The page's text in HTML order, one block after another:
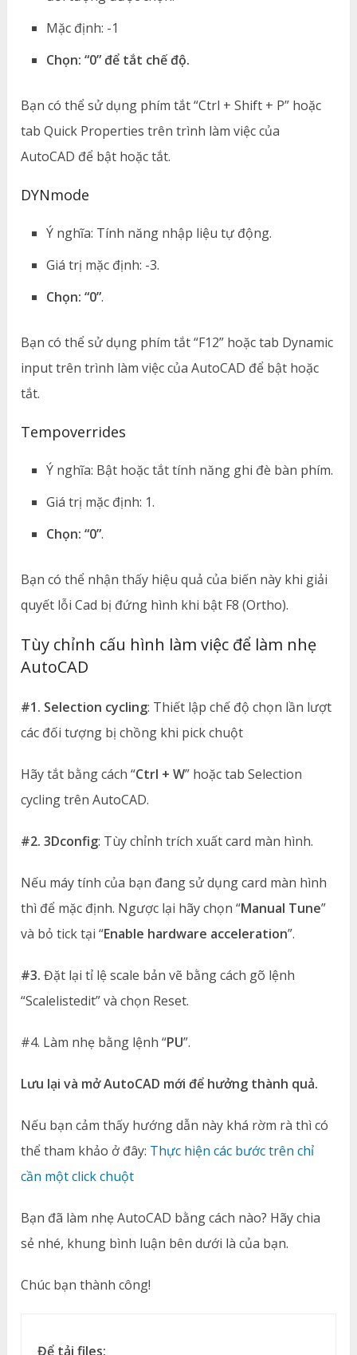
Mặc định: -1
Chọn: “0” để tắt chế độ.
Bạn có thể sử dụng phím tắt “Ctrl + Shift + P” hoặc
tab Quick Properties trên trình làm việc của
AutoCAD để bật hoặc tắt.
DYNmode
Ý nghĩa: Tính năng nhập liệu tự động.
Giá trị mặc định: -3.
Chọn: “0”.
Bạn có thể sử dụng phím tắt “F12” hoặc tab Dynamic
input trên trình làm việc của AutoCAD để bật hoặc
tắt.
Tempoverrides
Ý nghĩa: Bật hoặc tắt tính năng ghi đè bàn phím.
Giá trị mặc định: 1.
Chọn: “0”.
Bạn có thể nhận thấy hiệu quả của biến này khi giải
quyết lỗi Cad bị đứng hình khi bật F8 (Ortho).
Tùy chỉnh cấu hình làm việc để làm nhẹ
AutoCAD
#1. Selection cycling: Thiết lập chế độ chọn lần lượt
các đối tượng bị chồng khi pick chuột
Hãy tắt bằng cách “Ctrl + W” hoặc tab Selection
cycling trên AutoCAD.
#2. 3Dconfig: Tùy chỉnh trích xuất card màn hình.
Nếu máy tính của bạn đang sử dụng card màn hình
thì để mặc định. Ngược lại hãy chọn “Manual Tune”
và bỏ tick tại “Enable hardware acceleration”.
#3. Đặt lại tỉ lệ scale bản vẽ bằng cách gõ lệnh
“Scalelistedit” và chọn Reset.
#4. Làm nhẹ bằng lệnh “PU”.
Lưu lại và mở AutoCAD mới để hưởng thành quả.
Nếu bạn cảm thấy hướng dẫn này khá rờm rà thì có
thể tham khảo ở đây: Thực hiện các bước trên chỉ
cần một click chuột
Bạn đã làm nhẹ AutoCAD bằng cách nào? Hãy chia
sẻ nhé, khung bình luận bên dưới là của bạn.
Chúc bạn thành công!
Để tải files: